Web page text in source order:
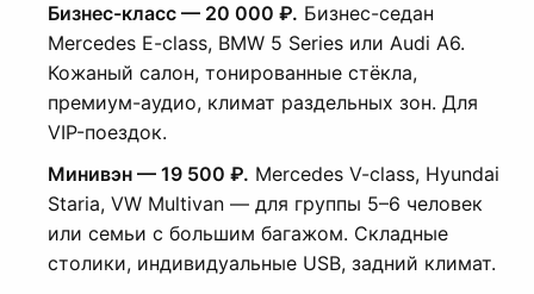
Бизнес-класс — 20 000 ₽. Бизнес-седан
Mercedes E-class, BMW 5 Series или Audi A6.
Кожаный салон, тонированные стёкла,
премиум-аудио, климат раздельных зон. Для
VIP-поездок.
Минивэн — 19 500 ₽. Mercedes V-class, Hyundai
Staria, VW Multivan — для группы 5–6 человек
или семьи с большим багажом. Складные
столики, индивидуальные USB, задний климат.